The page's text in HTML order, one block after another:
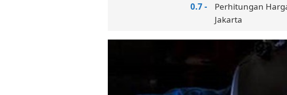
Perhitungan
Jakarta